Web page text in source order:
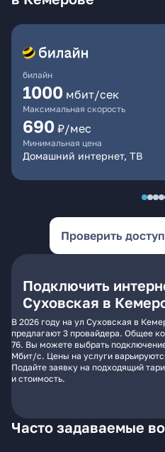
билайн
1000 мбит/сек
Максимальная скорость
690 ₽/мес
Минимальная цена
Домашний интернет, ТВ
Проверить
Подключить
Суховская в
В 2026 году на ул Суховская в
предлагают 3 провайдера. Общее
76. Вы можете выбрать
Мбит/с. Цены на услуги
Подайте заявку на подходящий
и стоимость.
Часто задаваемые